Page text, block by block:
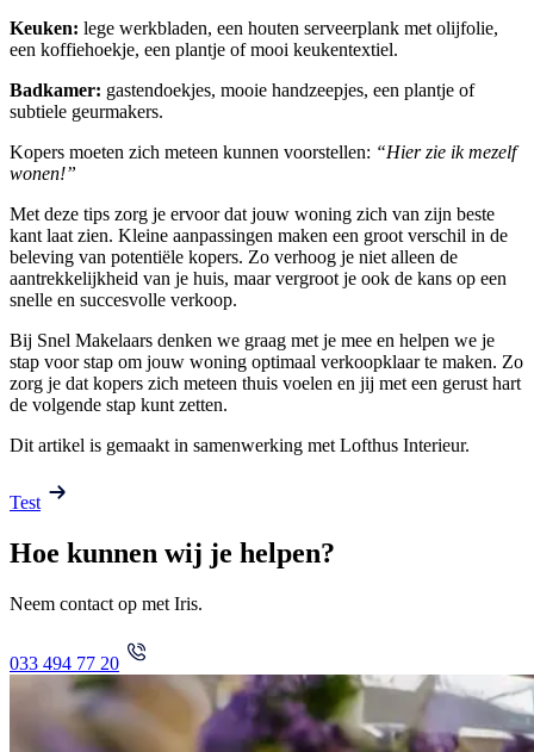
Keuken: lege werkbladen, een houten serveerplank met olijfolie,
een koffiehoekje, een plantje of mooi keukentextiel.
Badkamer: gastendoekjes, mooie handzeepjes, een plantje of
subtiele geurmakers.
Kopers moeten zich meteen kunnen voorstellen: “Hier zie ik mezelf
wonen!”
Met deze tips zorg je ervoor dat jouw woning zich van zijn beste
kant laat zien. Kleine aanpassingen maken een groot verschil in de
beleving van potentiële kopers. Zo verhoog je niet alleen de
aantrekkelijkheid van je huis, maar vergroot je ook de kans op een
snelle en succesvolle verkoop.
Bij Snel Makelaars denken we graag met je mee en helpen we je
stap voor stap om jouw woning optimaal verkoopklaar te maken. Zo
zorg je dat kopers zich meteen thuis voelen en jij met een gerust hart
de volgende stap kunt zetten.
Dit artikel is gemaakt in samenwerking met Lofthus Interieur.
Test
Hoe kunnen wij je helpen?
Neem contact op met Iris.
033 494 77 20